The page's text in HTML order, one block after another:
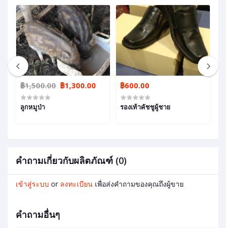
฿1,500.00 ฿1,300.00
ลูกหมูป่า
฿600.00
รองเท้าคัชชูผู้ชาย
คำถามเกี่ยวกับผลิตภัณฑ์ (0)
เข้าสู่ระบบ or ลงทะเบียน เพื่อส่งคำถามของคุณถึงผู้ขาย
คำถามอื่นๆ